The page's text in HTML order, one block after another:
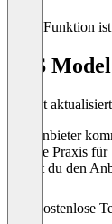
Diese Funktion
SAS
Zuletzt
Der Anbieter
übliche Praxis
kannst du den
Kostenlose